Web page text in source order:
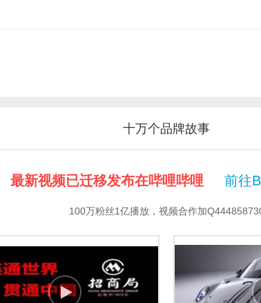
十万个品牌故事
最新视频已迁移发布在哔哩哔哩 前往
100万粉丝1亿播放，视频合作加